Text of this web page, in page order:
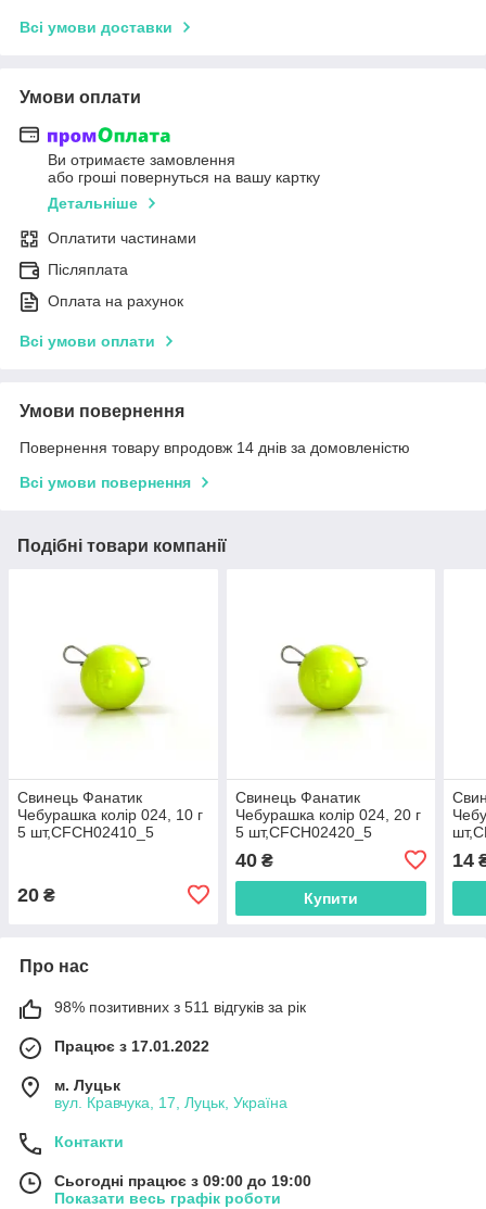
Всі умови доставки
Умови оплати
Ви отримаєте замовлення
або гроші повернуться на вашу картку
Детальніше
Оплатити частинами
Післяплата
Оплата на рахунок
Всі умови оплати
Умови повернення
Повернення товару впродовж 14 днів за домовленістю
Всі умови повернення
Подібні товари компанії
Свинець Фанатик
Чебурашка колір 024, 10 г
5 шт,CFCH02410_5
20 ₴
Свинець Фанатик
Чебурашка колір 024, 20 г
5 шт,CFCH02420_5
40₴
Купити
14
Про нас
98% позитивних з 511 відгуків за рік
Працює з 17.01.2022
м. Луцьк
вул. Кравчука, 17, Луцьк, Україна
Контакти
Сьогодні працює з 09:00 до 19:00
Показати весь графік роботи